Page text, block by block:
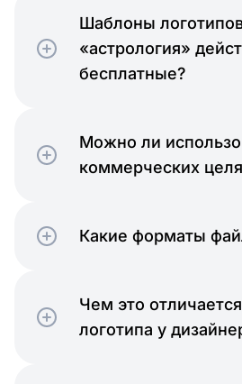
Шаблоны
«астрология»
бесплатные?
Можно ли
коммерческих
Какие форматы
Чем это
логотипа у